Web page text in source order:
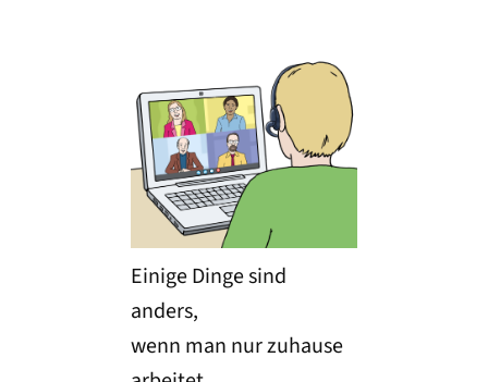
Einige Dinge sind
anders,
wenn man nur zuhause